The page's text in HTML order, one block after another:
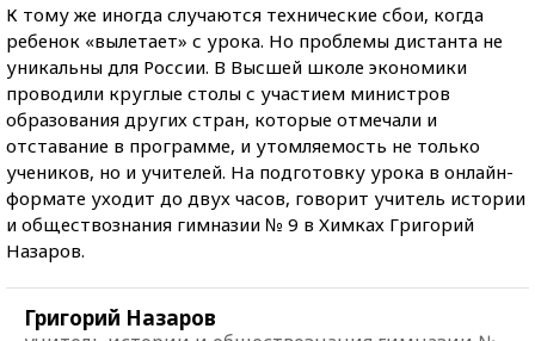
К тому же иногда случаются технические сбои, когда
ребенок «вылетает» с урока. Но проблемы дистанта не
уникальны для России. В Высшей школе экономики
проводили круглые столы с участием министров
образования других стран, которые отмечали и
отставание в программе, и утомляемость не только
учеников, но и учителей. На подготовку урока в онлайн-
формате уходит до двух часов, говорит учитель истории
и обществознания гимназии № 9 в Химках Григорий
Назаров.
Григорий Назаров